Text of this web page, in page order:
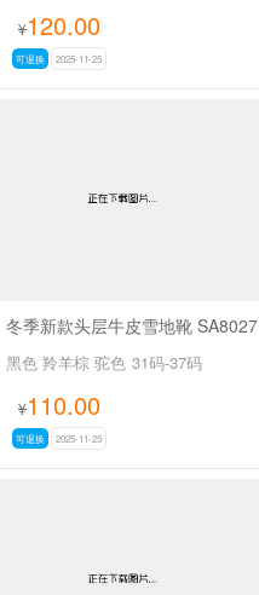
¥120.00
可退换 2025-11-25
冬季新款头层牛皮雪地靴 SA8027
黑色 羚羊棕 驼色 31码-37码
¥110.00
可退换 2025-11-25